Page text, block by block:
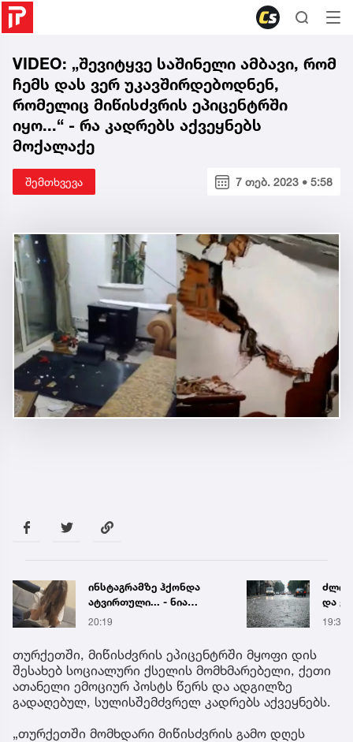
VIDEO: „შევიტყვე საშინელი ამბავი, რომ
ჩემს დას ვერ უკავშირდებოდნენ,
რომელიც მიწისძვრის ეპიცენტრში
იყო...“ - რა კადრებს აქვეყნებს
მოქალაქე
შემთხვევა 7 თებ. 2023 • 5:58
ინსტაგრამზე ჰქონდა
ატვირთული... - ნია
იმნაძის რომელ ფოტოზე
ავალიანის დედა
20:19
და
19:38
თურქეთში, მიწისძვრის ეპიცენტრში მყოფი დის
შესახებ სოციალური ქსელის მომხმარებელი, ქეთი
ათანელი ემოციურ პოსტს წერს და ადგილზე
გადაღებულ, სულისშემძვრელ კადრებს აქვეყნებს.
„თურქეთში მომხდარი მიწისძვრის გამო დღეს